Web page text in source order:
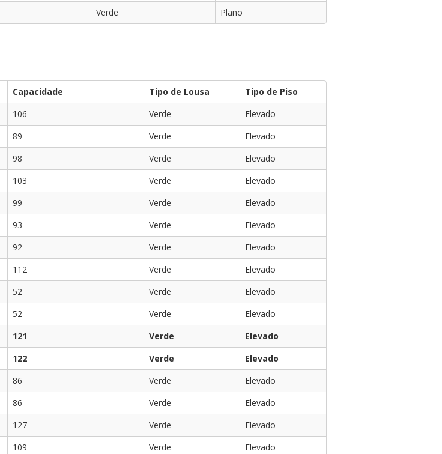
Verde Plano
Capacidade Tipo de Lousa
Tipo de Piso
106 Verde
Elevado
89 Verde
Elevado
98 Verde
Elevado
103 Verde
Elevado
99 Verde
Elevado
93 Verde
Elevado
92 Verde
Elevado
112 Verde
Elevado
52 Verde
Elevado
52 Verde
Elevado
121 Verde
Elevado
122 Verde
Elevado
86 Verde
Elevado
86 Verde
Elevado
127 Verde
Elevado
109 Verde
Elevado